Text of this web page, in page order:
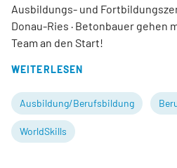
Ausbildungs- und
Donau-Ries · Betonbauer gehen
Team an den Start!
WEITERLESEN
Ausbildung/Berufsbildung
WorldSkills